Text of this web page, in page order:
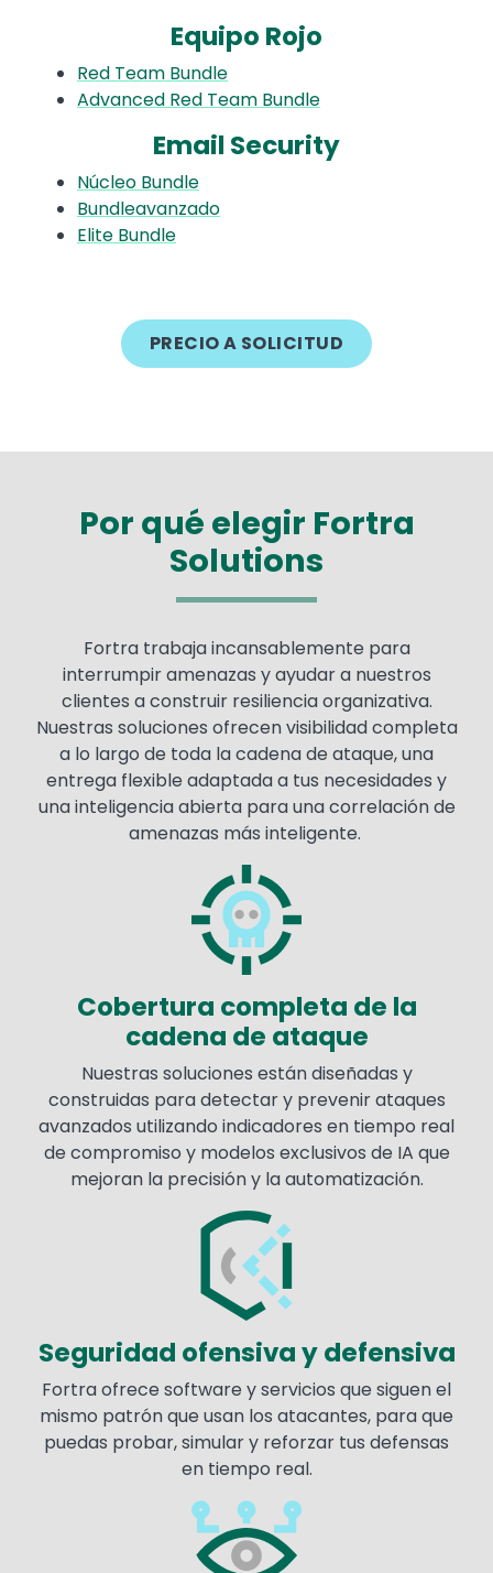
Equipo Rojo
Red Team Bundle
Advanced Red Team Bundle
Email Security
Núcleo Bundle
Bundleavanzado
Elite Bundle
PRECIO A SOLICITUD
Por qué elegir Fortra
Solutions
Fortra trabaja incansablemente para
interrumpir amenazas y ayudar a nuestros
clientes a construir resiliencia organizativa.
Nuestras soluciones ofrecen visibilidad completa
a lo largo de toda la cadena de ataque, una
entrega flexible adaptada a tus necesidades y
una inteligencia abierta para una correlación de
amenazas más inteligente.
Cobertura completa de la
cadena de ataque
Nuestras soluciones están diseñadas y
construidas para detectar y prevenir ataques
avanzados utilizando indicadores en tiempo real
de compromiso y modelos exclusivos de IA que
mejoran la precisión y la automatización.
Seguridad ofensiva y defensiva
Fortra ofrece software y servicios que siguen el
mismo patrón que usan los atacantes, para que
puedas probar, simular y reforzar tus defensas
en tiempo real.